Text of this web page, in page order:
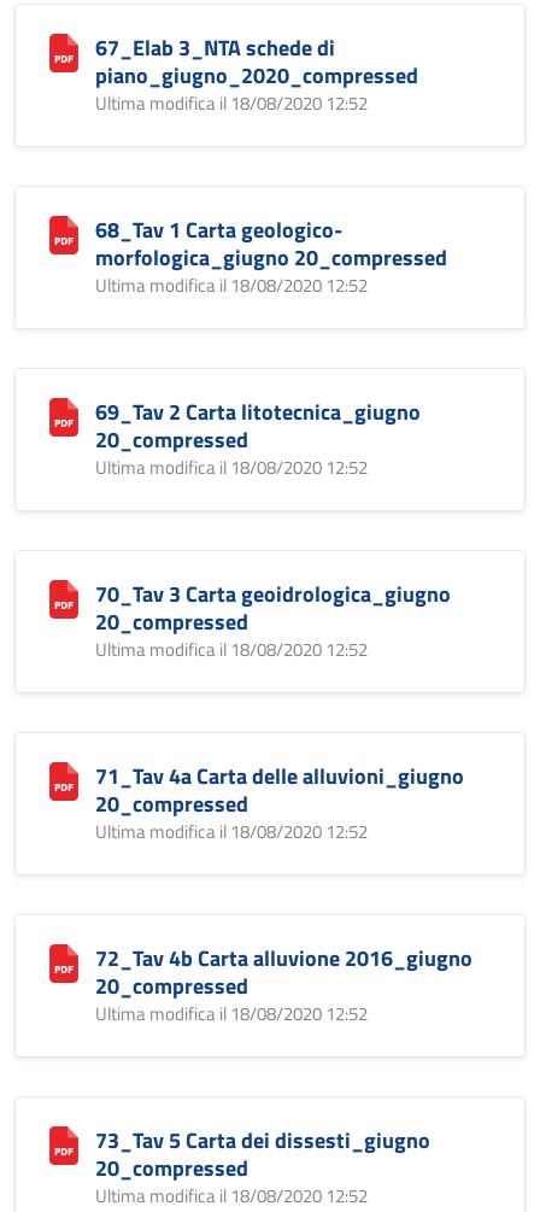
67_Elab 3_NTA schede di
piano_giugno_2020_compressed
Ultima modifica il 18/08/2020 12:52
68_Tav 1 Carta geologico-
morfologica_giugno 20_compressed
Ultima modifica il 18/08/2020 12:52
69_Tav 2 Carta litotecnica_giugno
20_compressed
Ultima modifica il 18/08/2020 12:52
70_Tav 3 Carta geoidrologica_giugno
20_compressed
Ultima modifica il 18/08/2020 12:52
71_Tav 4a Carta delle alluvioni_giugno
20_compressed
Ultima modifica il 18/08/2020 12:52
72_Tav 4b Carta alluvione 2016_giugno
20_compressed
Ultima modifica il 18/08/2020 12:52
73_Tav 5 Carta dei dissesti_giugno
20_compressed
Ultima modifica il 18/08/2020 12:52